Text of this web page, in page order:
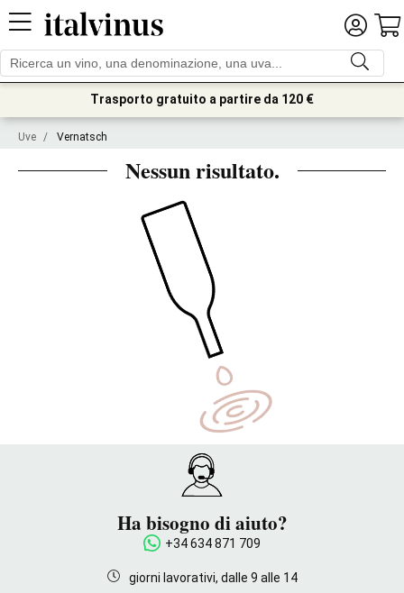
Trasporto gratuito a partire da 120 €
Uve / Vernatsch
Nessun risultato.
Ha bisogno di aiuto?
+34 634 871 709
giorni lavorativi, dalle 9 alle 14